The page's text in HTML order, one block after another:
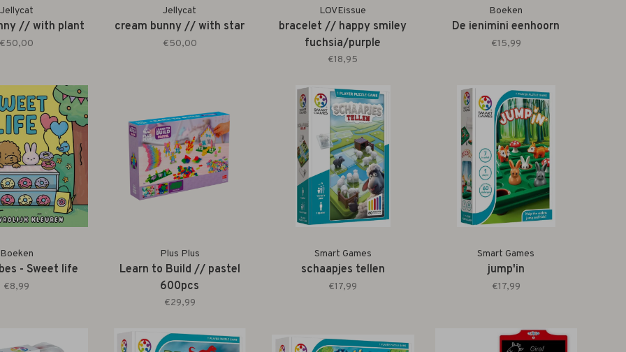
Jellycat
// with plant
€50,00
Jellycat
cream bunny // with star
€50,00
LOVEissue
bracelet // happy smiley
fuchsia/purple
€18,95
Boeken
De ienimini eenhoorn
€15,99
Boeken
- Sweet life
€8,99
Plus Plus
Learn to Build // pastel
600pcs
€29,99
Smart Games
schaapjes tellen
€17,99
Smart Games
jump'in
€17,99